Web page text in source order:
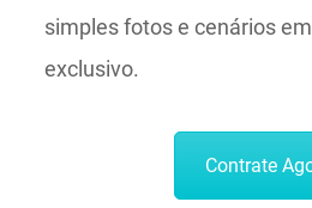
simples fotos e cenários
exclusivo.
Contrate